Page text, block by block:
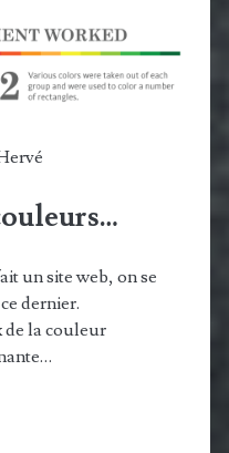
un site web, on se
dernier.
de la couleur